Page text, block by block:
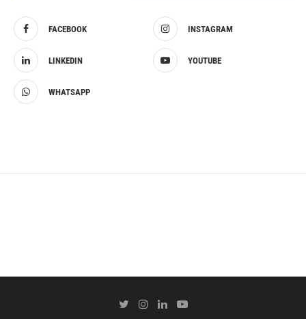
FACEBOOK INSTAGRAM
LINKEDIN YOUTUBE
WHATSAPP